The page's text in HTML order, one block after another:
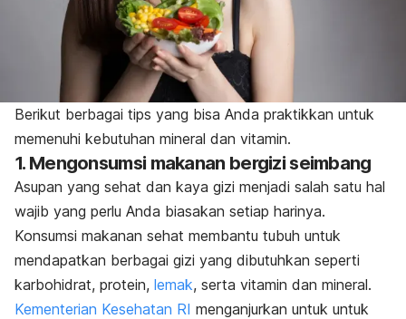
Berikut berbagai tips yang bisa Anda praktikkan untuk
memenuhi kebutuhan mineral dan vitamin.
1. Mengonsumsi makanan bergizi seimbang
Asupan yang sehat dan kaya gizi menjadi salah satu hal
wajib yang perlu Anda biasakan setiap harinya.
Konsumsi makanan sehat membantu tubuh untuk
mendapatkan berbagai gizi yang dibutuhkan seperti
karbohidrat, protein, lemak, serta vitamin dan mineral.
Kementerian Kesehatan RI menganjurkan untuk untuk